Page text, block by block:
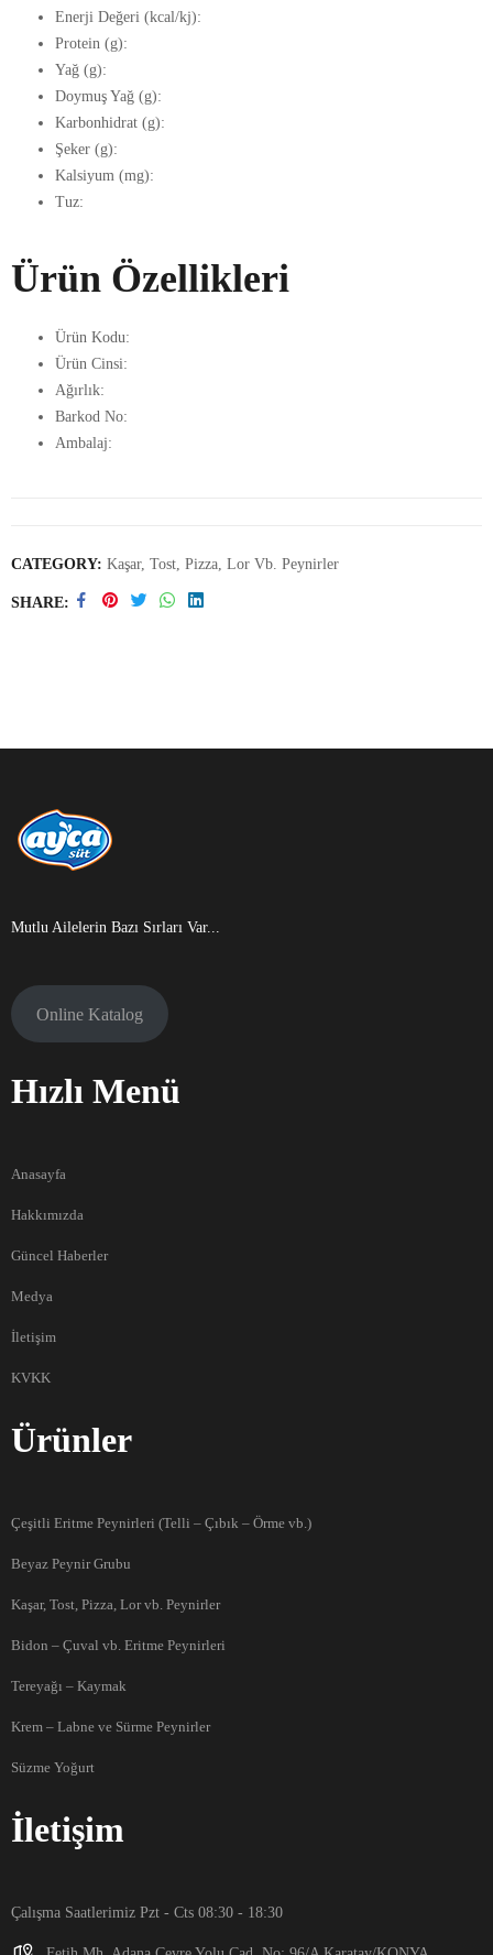
Enerji Değeri (kcal/kj):
Protein (g):
Yağ (g):
Doymuş Yağ (g):
Karbonhidrat (g):
Şeker (g):
Kalsiyum (mg):
Tuz:
Ürün Özellikleri
Ürün Kodu:
Ürün Cinsi:
Ağırlık:
Barkod No:
Ambalaj:
CATEGORY: Kaşar, Tost, Pizza, Lor Vb. Peynirler
SHARE
Mutlu Ailelerin Bazı Sırları Var...
Online Katalog
Hızlı Menü
Anasayfa
Hakkımızda
Güncel Haberler
Medya
İletişim
KVKK
Ürünler
Çeşitli Eritme Peynirleri (Telli – Çıbık – Örme vb.)
Beyaz Peynir Grubu
Kaşar, Tost, Pizza, Lor vb. Peynirler
Bidon – Çuval vb. Eritme Peynirleri
Tereyağı – Kaymak
Krem – Labne ve Sürme Peynirler
Süzme Yoğurt
İletişim
Çalışma Saatlerimiz Pzt - Cts 08:30 - 18:30